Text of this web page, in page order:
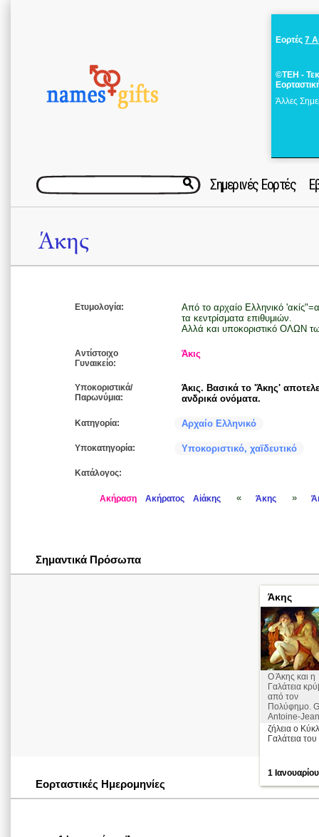
Εορτές 7
©ΤΕΗ -
Άλλες
Σημερινές Εορτές
Άκης
Ετυμολογία:
Από το αρχαίο Ελληνικό
τα κεντρίσματα επιθυμιών.
Αλλά και υποκοριστικό ΟΛΩΝ
Αντίστοιχο
Γυναικείο:
Άκις
Υποκοριστικά/
Παρωνύμια:
Άκις. Βασικά το 'Άκης'
ανδρικά ονόματα.
Κατηγορία: Αρχαίο Ελληνικό
Υποκατηγορία: Υποκοριστικό, χαϊδευτικό
Κατάλογος:
Ακήραση Ακήρατος Αἰάκης « Άκης »
Σημαντικά Πρόσωπα
Άκης
Ο Άκης και η
Γαλάτεια
από τον
Πολύφημο.
Antoine-Jean
ζήλεια ο
Γαλάτεια
1 Ιανουαρίου
Εορταστικές Ημερομηνίες